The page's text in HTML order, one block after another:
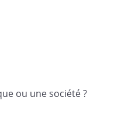
.
de majorité requises,
ou une société ?